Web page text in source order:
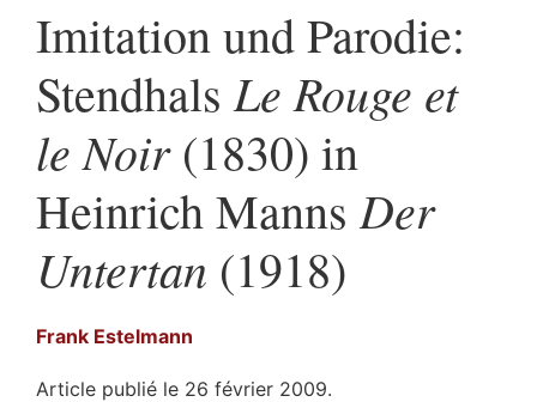
Imitation und Parodie:
Stendhals Le Rouge et
le Noir(1830) in
Heinrich Manns Der
Untertan (1918)
Frank Estelmann
Article publié le 26 février 2009.